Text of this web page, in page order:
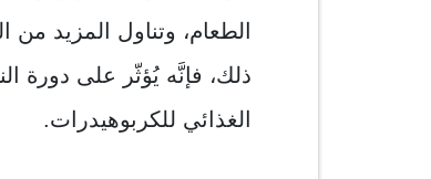
الطعام، وتناول المزيد
ذلك، فإنَّه يُؤثّر على دورة
الغذائي للكربوهيدرات.